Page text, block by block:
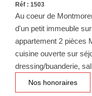
Réf : 1503
Au coeur de
d'un petit immeuble
appartement 2 pièces
cuisine ouverte sur
dressing/buanderie,
Nos honoraires